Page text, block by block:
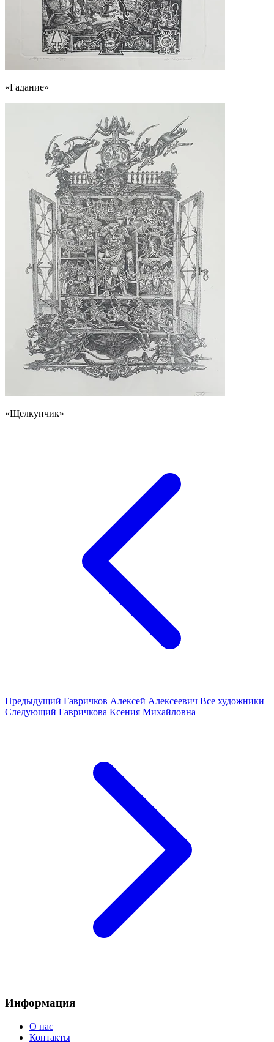
«Гадание»
«Щелкунчик»
Предыдущий Гавричков Алексей Алексеевич Все художники
Следующий Гавричкова Ксения Михайловна
Информация
О нас
Контакты